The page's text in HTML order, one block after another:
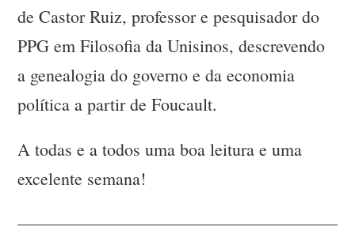
de Castor Ruiz, professor e pesquisador do
PPG em Filosofia da Unisinos, descrevendo
a genealogia do governo e da economia
política a partir de Foucault.
A todas e a todos uma boa leitura e uma
excelente semana!